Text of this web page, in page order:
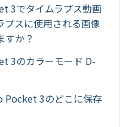
3でタイムラプス動画
プスに使用される画像
すか？
3のカラーモード D-
Pocket 3のどこに保存